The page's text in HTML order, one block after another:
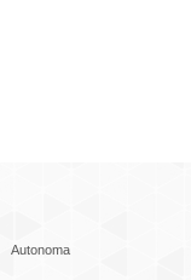
Autonoma